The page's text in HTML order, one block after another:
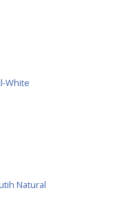
White
Natural